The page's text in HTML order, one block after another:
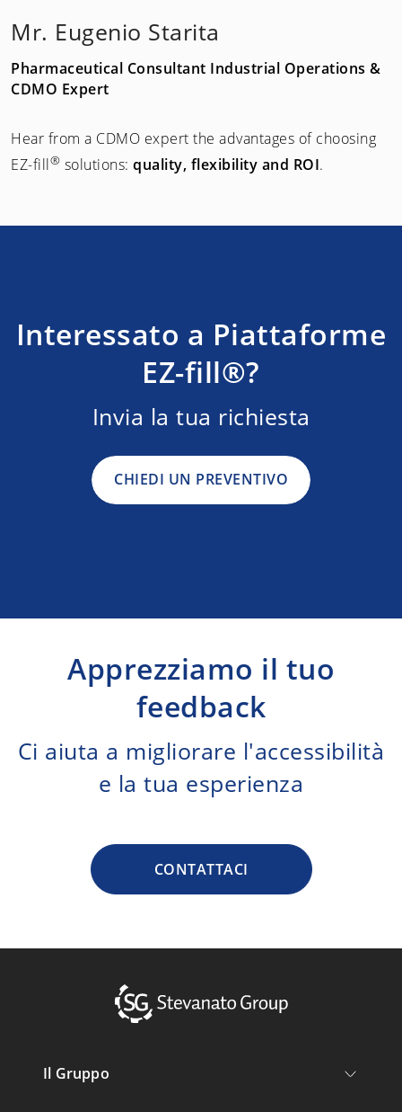
Mr. Eugenio Starita
Pharmaceutical Consultant Industrial Operations &
CDMO Expert
Hear from a CDMO expert the advantages of choosing
EZ-fill® solutions: quality, flexibility and ROI.
Interessato a Piattaforme
EZ-fill®?
Invia la tua richiesta
CHIEDI UN PREVENTIVO
Apprezziamo il tuo
feedback
Ci aiuta a migliorare l'accessibilità
e la tua esperienza
CONTATTACI
Il Gruppo